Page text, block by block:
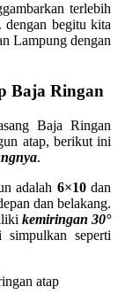
terlebih
dengan begitu kita
Lampung dengan
Baja Ringan
Baja Ringan
atap, berikut ini
.
adalah 6×10dan
dan belakang.
kemiringan 30°
seperti
atap